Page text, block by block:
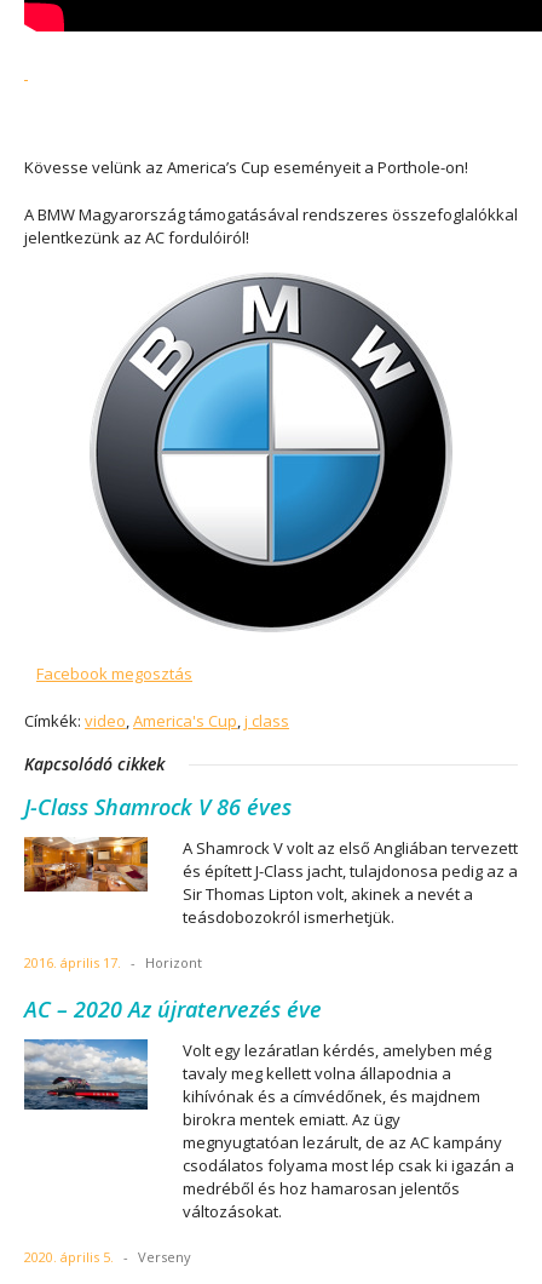
Kövesse velünk az America’s Cup eseményeit a Porthole-on!
A BMW Magyarország támogatásával rendszeres összefoglalókkal
jelentkezünk az AC fordulóiról!
Facebook megosztás
Címkék: video,America's Cup,j class
Kapcsolódó cikkek
J-Class Shamrock V 86 éves
A Shamrock V volt az első Angliában tervezett
és épített J-Class jacht, tulajdonosa pedig az a
Sir Thomas Lipton volt, akinek a nevét a
teásdobozokról ismerhetjük.
2016. április 17. - Horizont
AC – 2020 Az újratervezés éve
Volt egy lezáratlan kérdés, amelyben még
tavaly meg kellett volna állapodnia a
kihívónak és a címvédőnek, és majdnem
birokra mentek emiatt. Az ügy
megnyugtatóan lezárult, de az AC kampány
csodálatos folyama most lép csak ki igazán a
medréből és hoz hamarosan jelentős
változásokat.
2020. április 5. - Verseny